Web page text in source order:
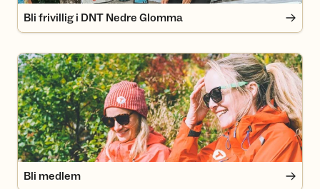
Bli frivillig i DNT Nedre Glomma
Bli medlem
Bli medlem